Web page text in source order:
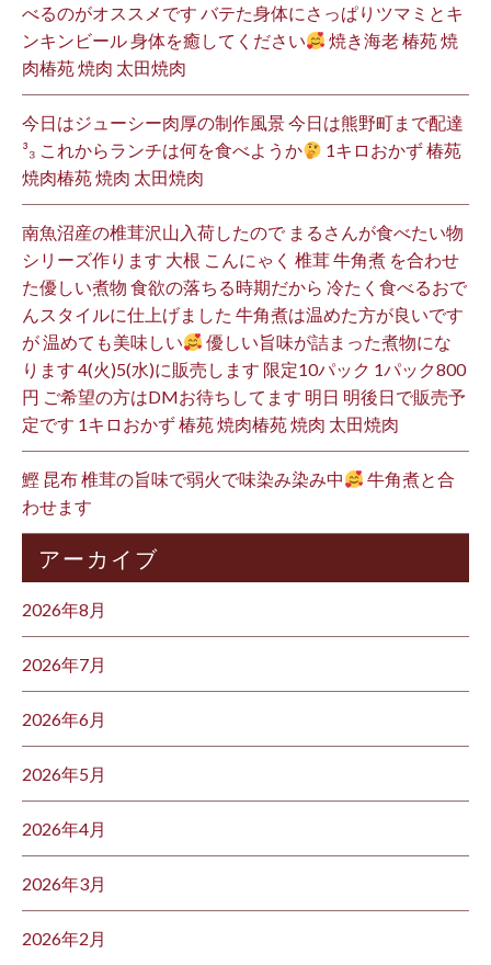
べるのがオススメです バテた身体にさっぱりツマミとキ
ンキンビール 身体を癒してください
焼き海老 椿苑 焼
肉椿苑 焼肉 太田焼肉
今日はジューシー肉厚の制作風景 今日は熊野町まで配達
³₃ これからランチは何を食べようか
1キロおかず 椿苑
焼肉椿苑 焼肉 太田焼肉
南魚沼産の椎茸沢山入荷したので まるさんが食べたい物
シリーズ作ります 大根 こんにゃく 椎茸 牛角煮 を合わせ
た優しい煮物 食欲の落ちる時期だから 冷たく食べるおで
んスタイルに仕上げました 牛角煮は温めた方が良いです
が 温めても美味しい
優しい旨味が詰まった煮物にな
ります 4(火)5(水)に販売します 限定10パック 1パック800
円 ご希望の方はDMお待ちしてます 明日 明後日で販売予
定です 1キロおかず 椿苑 焼肉椿苑 焼肉 太田焼肉
鰹 昆布 椎茸の旨味で弱火で味染み染み中
牛角煮と合
わせます
アーカイブ
2026年8月
2026年7月
2026年6月
2026年5月
2026年4月
2026年3月
2026年2月